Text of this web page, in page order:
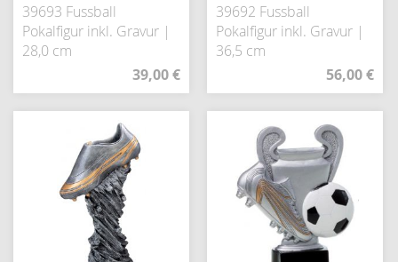
39693 Fussball
Pokalfigur inkl. Gravur |
28,0 cm
39,00 €
39692 Fussball
Pokalfigur inkl. Gravur |
36,5 cm
56,00 €